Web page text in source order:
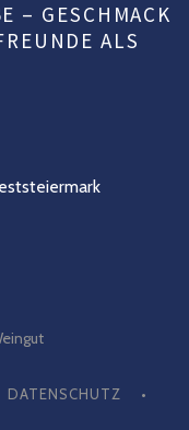
– GESCHMACK
ALS
DATENSCHUTZ